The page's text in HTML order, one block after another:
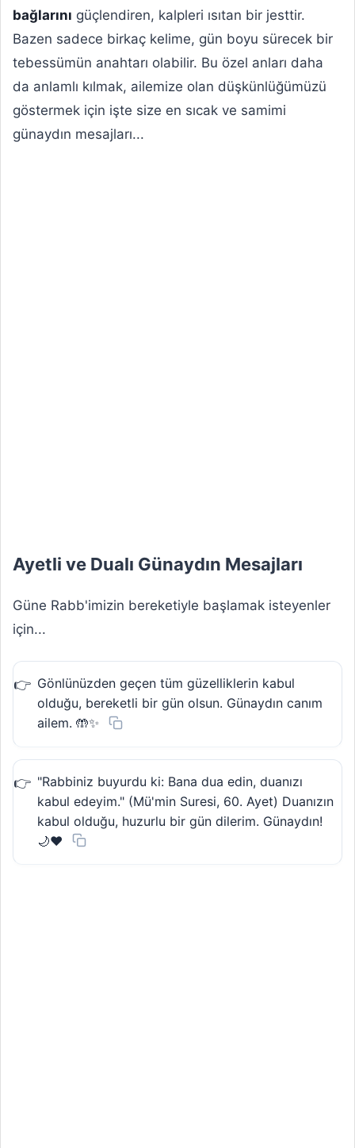
bağlarını güçlendiren, kalpleri ısıtan bir jesttir.
Bazen sadece birkaç kelime, gün boyu sürecek bir
tebessümün anahtarı olabilir. Bu özel anları daha
da anlamlı kılmak, ailemize olan düşkünlüğümüzü
göstermek için işte size en sıcak ve samimi
günaydın mesajları...
Ayetli ve Dualı Günaydın Mesajları
Güne Rabb'imizin bereketiyle başlamak isteyenler
için...
Gönlünüzden geçen tüm güzelliklerin kabul
olduğu, bereketli bir gün olsun. Günaydın canım
ailem. 🤲✨
"Rabbiniz buyurdu ki: Bana dua edin, duanızı
kabul edeyim." (Mü'min Suresi, 60. Ayet) Duanızın
kabul olduğu, huzurlu bir gün dilerim. Günaydın!
🌙❤️